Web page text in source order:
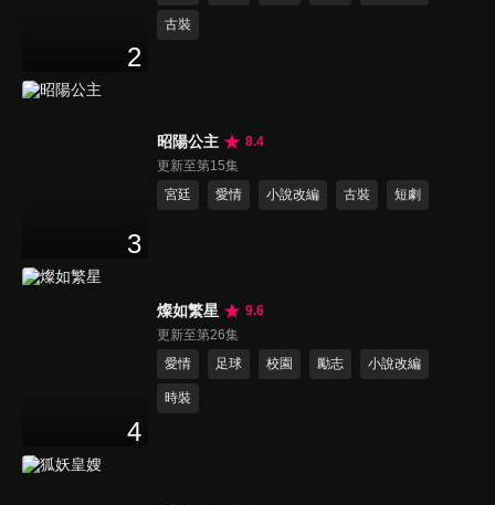
2
古裝
3
昭陽公主
8.4
更新至第15集
宮廷
愛情 小說改編 古裝 短劇
4
燦如繁星
9.6
更新至第26集
愛情
足球 校園 勵志 小說改編
時裝